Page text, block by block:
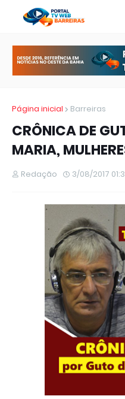
Página inicial Barreiras
CRÔNICA DE
MARIA,
Redação 3/08/2017